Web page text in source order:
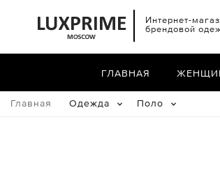
Интернет-
брендовой
ГЛАВНАЯ
Главная Одежда Поло